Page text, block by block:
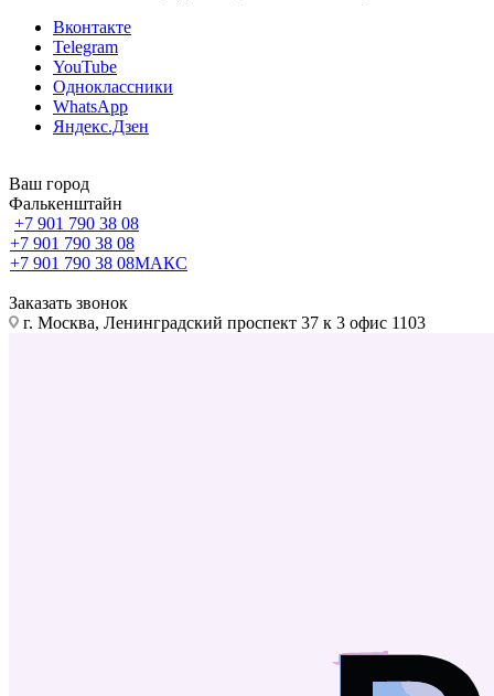
Вконтакте
Telegram
YouTube
Одноклассники
WhatsApp
Яндекс.Дзен
Ваш город
Фалькенштайн
+7 901 790 38 08
+7 901 790 38 08
+7 901 790 38 08МАКС
Заказать звонок
г. Москва, Ленинградский проспект 37 к 3 офис 1103